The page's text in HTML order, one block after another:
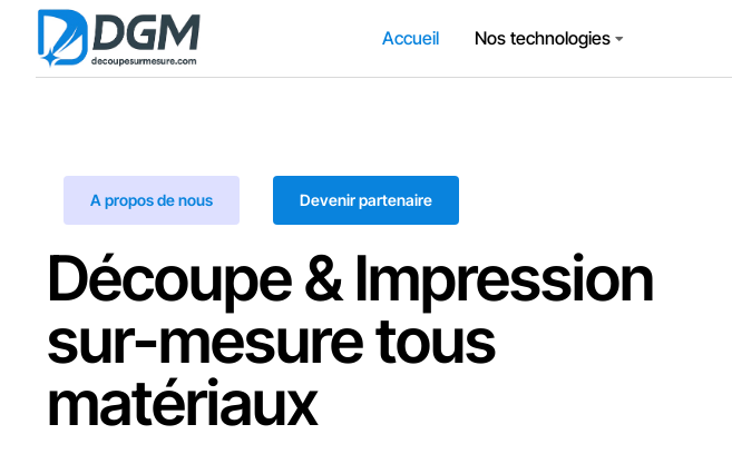
Accueil Nos technologies
A propos de nous Devenir partenaire
Découpe & Impression
sur-mesure tous
matériaux